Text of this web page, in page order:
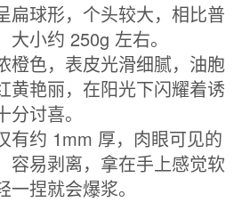
扁球形，个头较大，相比普
小约 250g 左右。
橙色，表皮光滑细腻，油胞
黄艳丽，在阳光下闪耀着诱
讨喜。
有约 1mm 厚，肉眼可见的
容易剥离，拿在手上感觉软
捏就会爆浆。